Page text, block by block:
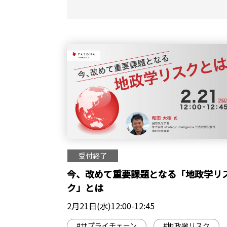
受付終了
今、改めて重要課題となる「地政学リ
ク」とは
2月21日(水)12:00-12:45